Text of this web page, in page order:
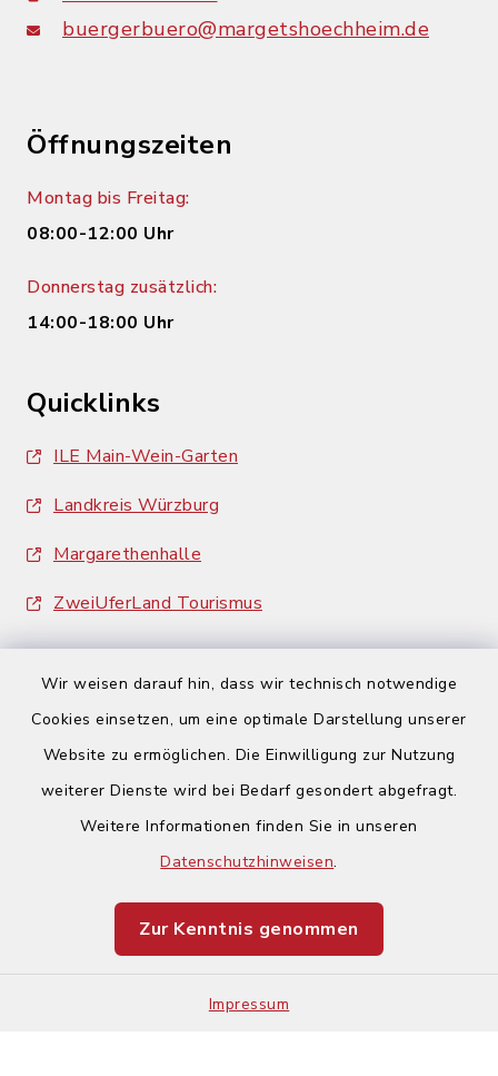
Wir weisen darauf hin, dass wir technisch notwendige
Cookies einsetzen, um eine optimale Darstellung unserer
Website zu ermöglichen. Die Einwilligung zur Nutzung
weiterer Dienste wird bei Bedarf gesondert abgefragt.
Weitere Informationen finden Sie in unseren
Datenschutzhinweisen.
Zur Kenntnis genommen
Impressum
buergerbuero@margetshoechheim.de
Öffnungszeiten
Montag bis Freitag:
08:00-12:00 Uhr
Donnerstag zusätzlich:
14:00-18:00 Uhr
Quicklinks
ILE Main-Wein-Garten
Landkreis Würzburg
Margarethenhalle
ZweiUferLand Tourismus
Kontakt
Barrierefreiheit
Impressum
Sitemap